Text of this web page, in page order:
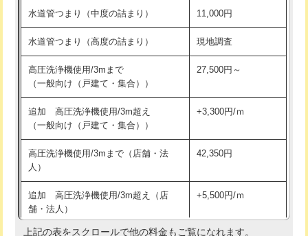
化粧台設置 22,000円
追加人工 16,500円
廃棄・処分 現場見積
※給水管工事は20mmまでの価格です。
持込商品取付（混合水栓）
持込商品取付（浄水器・分岐水栓） 16,500円
業）
排水管工事（追加 排水管工事/3ｍ超
え）
水道管つまり（中度の詰まり） 11,000円
水道管つまり（高度の詰まり） 現地調査
高圧洗浄機使用/3mまで
（一般向け（戸建て・集合））
27,500円～
追加 高圧洗浄機使用/3m超え
（一般向け（戸建て・集合））
+3,300円/ｍ
高圧洗浄機使用/3mまで（店舗・法
人）
42,350円
追加 高圧洗浄機使用/3m超え（店
舗・法人）
+5,500円/ｍ
上記の表をスクロールで他の料金もご覧になれます。